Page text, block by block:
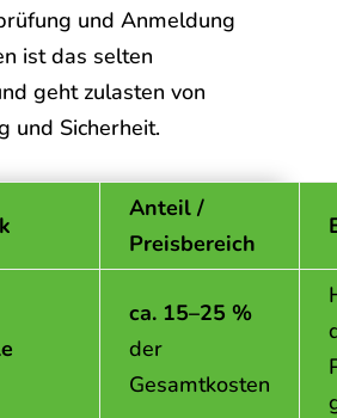
und Anmeldung
ist das selten
geht zulasten von
und Sicherheit.
Anteil /
Preisbereich
ca. 15–25 %
der
Gesamtkosten